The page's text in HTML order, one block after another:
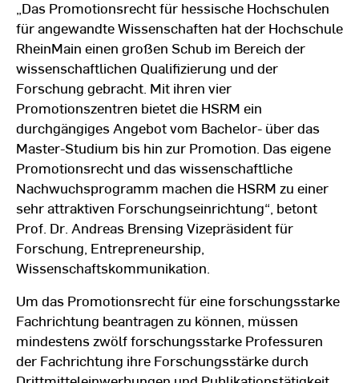
„Das Promotionsrecht für hessische Hochschulen
für angewandte Wissenschaften hat der Hochschule
RheinMain einen großen Schub im Bereich der
wissenschaftlichen Qualifizierung und der
Forschung gebracht. Mit ihren vier
Promotionszentren bietet die HSRM ein
durchgängiges Angebot vom Bachelor- über das
Master-Studium bis hin zur Promotion. Das eigene
Promotionsrecht und das wissenschaftliche
Nachwuchsprogramm machen die HSRM zu einer
sehr attraktiven Forschungseinrichtung“, betont
Prof. Dr. Andreas Brensing Vizepräsident für
Forschung, Entrepreneurship,
Wissenschaftskommunikation.
Um das Promotionsrecht für eine forschungsstarke
Fachrichtung beantragen zu können, müssen
mindestens zwölf forschungsstarke Professuren
der Fachrichtung ihre Forschungsstärke durch